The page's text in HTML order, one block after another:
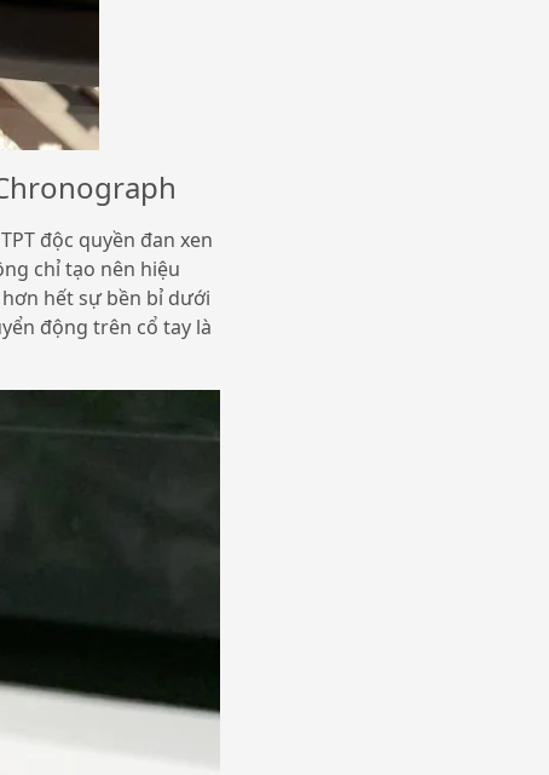
độc quyền đan xen
chỉ tạo nên hiệu
hết sự bền bỉ dưới
động trên cổ tay là